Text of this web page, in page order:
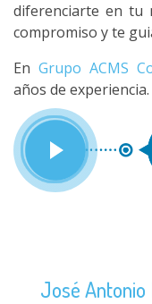
diferenciarte en tu
compromiso y te
En Grupo ACMS
años de experiencia.
José Antonio